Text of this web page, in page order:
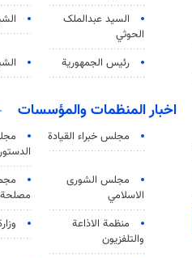
السید عبدالملک
الحوثي
رئيس الجمهورية
اخبار المنظمات والمؤسسات
مجلس خبراء القيادة
الدستور
مجلس الشورى
الاسلامي
مصلحة
منظمة الاذاعة
والتلفزیون